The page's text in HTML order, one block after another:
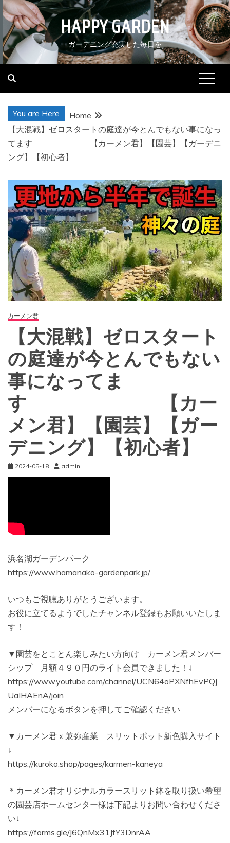
Skip
to
content
HAPPY GARDEN
ガーデニング充実した毎日を
You are Here
Home
【大混戦】ゼロスタートの庭達が今とんでもない事になっ
てます 【カーメン君】【園芸】【ガーデニ
ング】【初心者】
カーメン君
【大混戦】ゼロスタート
の庭達が今とんでもない
事になってま
す 【カー
メン君】【園芸】【ガー
デニング】【初心者】
2024-05-18 admin
浜名湖ガーデンパーク
https://www.hamanako-gardenpark.jp/
いつもご視聴ありがとうございます。
お役に立てるようでしたチャンネル登録もお願いいたしま
す！
▼園芸をとことん楽しみたい方向け カーメン君メンバー
シップ 月額４９０円のライト会員できました！↓
https://www.youtube.com/channel/UCN64oPXNfhEvPQJ
UaIHAEnA/join
メンバーになるボタンを押してご確認ください
▼カーメン君ｘ兼弥産業 スリットポット新色購入サイト
↓
https://kuroko.shop/pages/karmen-kaneya
＊カーメン君オリジナルカラースリット鉢を取り扱い希望
の園芸店ホームセンター様は下記よりお問い合わせくださ
い↓
https://forms.gle/J6QnMx31JfY3DnrAA